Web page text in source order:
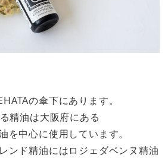
の傘下にあります。
精油は大阪府にある
を中心に使用しています。
ンド精油にはロジェダベンヌ精油